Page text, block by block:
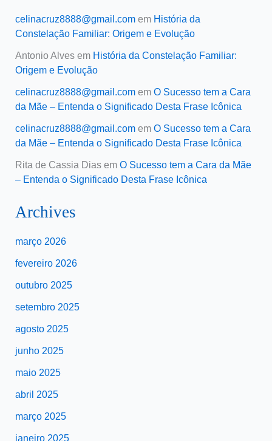
celinacruz8888@gmail.comem História da
Constelação Familiar: Origem e Evolução
Antonio Alvesem História da Constelação Familiar:
Origem e Evolução
celinacruz8888@gmail.comem O Sucesso tem a Cara
da Mãe – Entenda o Significado Desta Frase Icônica
celinacruz8888@gmail.comem O Sucesso tem a Cara
da Mãe – Entenda o Significado Desta Frase Icônica
Rita de Cassia Diasem O Sucesso tem a Cara da Mãe
– Entenda o Significado Desta Frase Icônica
Archives
março 2026
fevereiro 2026
outubro 2025
setembro 2025
agosto 2025
junho 2025
maio 2025
abril 2025
março 2025
janeiro 2025